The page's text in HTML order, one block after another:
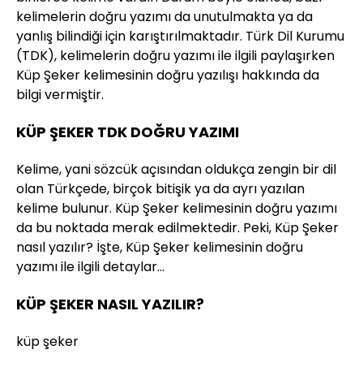
kelimelerin doğru yazımı da unutulmakta ya da
yanlış bilindiği için karıştırılmaktadır. Türk Dil Kurumu
(TDK), kelimelerin doğru yazımı ile ilgili paylaşırken
Küp Şeker kelimesinin doğru yazılışı hakkında da
bilgi vermiştir.
KÜP ŞEKER TDK DOĞRU YAZIMI
Kelime, yani sözcük açısından oldukça zengin bir dil
olan Türkçede, birçok bitişik ya da ayrı yazılan
kelime bulunur. Küp Şeker kelimesinin doğru yazımı
da bu noktada merak edilmektedir. Peki, Küp Şeker
nasıl yazılır? İşte, Küp Şeker kelimesinin doğru
yazımı ile ilgili detaylar…
KÜP ŞEKER NASIL YAZILIR?
küp şeker